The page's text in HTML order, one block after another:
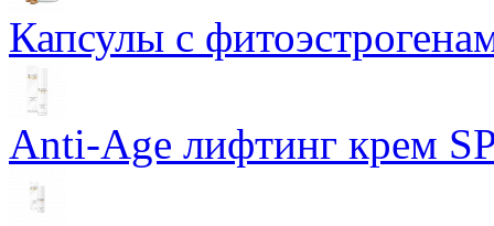
Капсулы с
Anti-Age лифтинг крем